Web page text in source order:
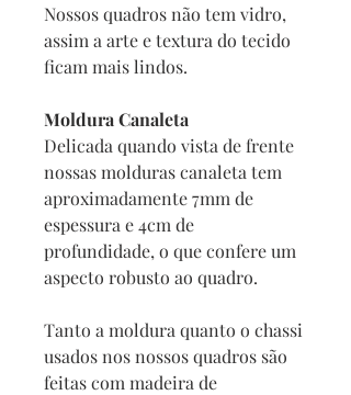
Nossos quadros não tem vidro,
assim a arte e textura do tecido
ficam mais lindos.
Moldura Canaleta
Delicada quando vista de frente
nossas molduras canaleta tem
aproximadamente 7mm de
espessura e 4cm de
profundidade, o que confere um
aspecto robusto ao quadro.
Tanto a moldura quanto o chassi
usados nos nossos quadros são
feitas com madeira de